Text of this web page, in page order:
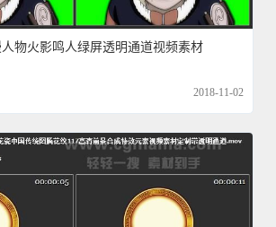
人物火影鸣人绿屏透明通道视频素材
2018-11-02